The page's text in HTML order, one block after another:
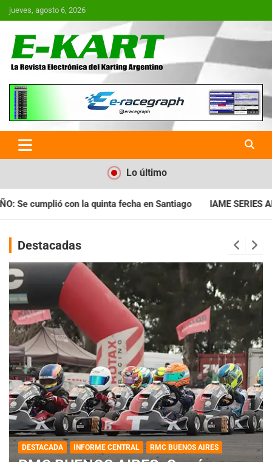
Saltar
al
jueves, agosto 6, 2026
E-Kart.com.ar | La Revista
Electrónica del Karting en
Argentina
Lo último
en Santiago IAME SERIES ARGENTINA: Horarios para la
Destacadas
DESTACADA INFORME CENTRAL RMC BUENOS AIRES